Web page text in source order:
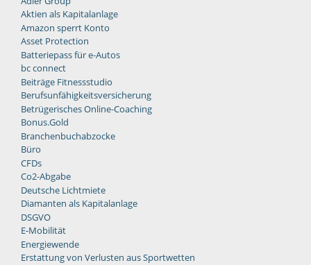
Aktien als Kapitalanlage
Amazon sperrt Konto
Asset Protection
Batteriepass für e-Autos
bc connect
Beiträge Fitnessstudio
Berufsunfähigkeitsversicherung
Betrügerisches Online-Coaching
Bonus.Gold
Branchenbuchabzocke
Büro
CFDs
Co2-Abgabe
Deutsche Lichtmiete
Diamanten als Kapitalanlage
DSGVO
E-Mobilität
Energiewende
Erstattung von Verlusten aus Sportwetten